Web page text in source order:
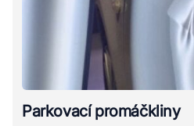
Parkovací promáčkliny